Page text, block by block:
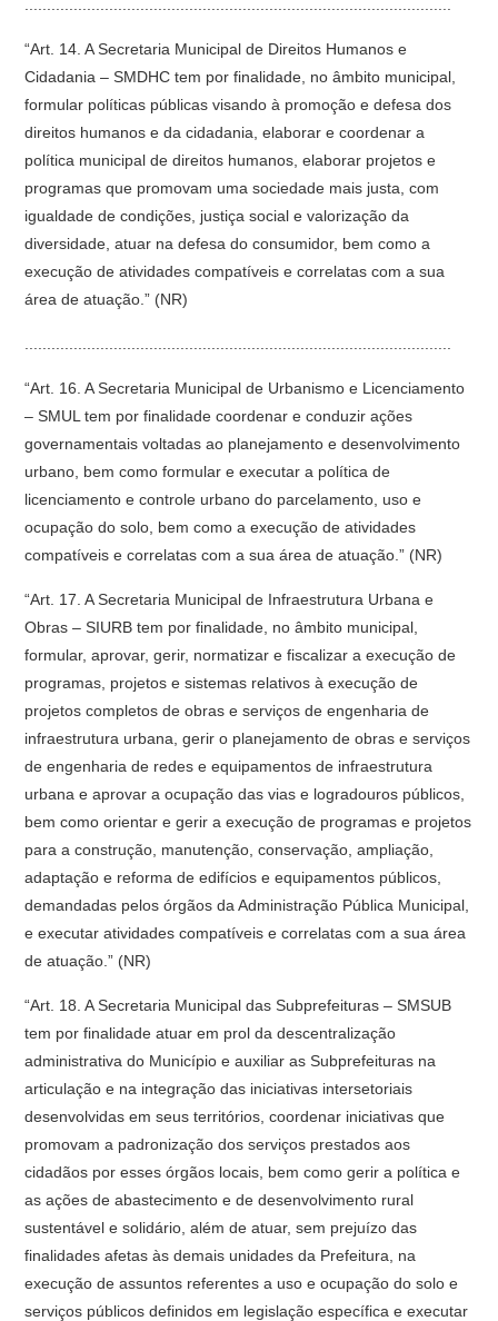
“Art. 14. A Secretaria Municipal de Direitos Humanos e
Cidadania – SMDHC tem por finalidade, no âmbito municipal,
formular políticas públicas visando à promoção e defesa dos
direitos humanos e da cidadania, elaborar e coordenar a
política municipal de direitos humanos, elaborar projetos e
programas que promovam uma sociedade mais justa, com
igualdade de condições, justiça social e valorização da
diversidade, atuar na defesa do consumidor, bem como a
execução de atividades compatíveis e correlatas com a sua
área de atuação.” (NR)
“Art. 16. A Secretaria Municipal de Urbanismo e Licenciamento
– SMUL tem por finalidade coordenar e conduzir ações
governamentais voltadas ao planejamento e desenvolvimento
urbano, bem como formular e executar a política de
licenciamento e controle urbano do parcelamento, uso e
ocupação do solo, bem como a execução de atividades
compatíveis e correlatas com a sua área de atuação.” (NR)
“Art. 17. A Secretaria Municipal de Infraestrutura Urbana e
Obras – SIURB tem por finalidade, no âmbito municipal,
formular, aprovar, gerir, normatizar e fiscalizar a execução de
programas, projetos e sistemas relativos à execução de
projetos completos de obras e serviços de engenharia de
infraestrutura urbana, gerir o planejamento de obras e serviços
de engenharia de redes e equipamentos de infraestrutura
urbana e aprovar a ocupação das vias e logradouros públicos,
bem como orientar e gerir a execução de programas e projetos
para a construção, manutenção, conservação, ampliação,
adaptação e reforma de edifícios e equipamentos públicos,
demandadas pelos órgãos da Administração Pública Municipal,
e executar atividades compatíveis e correlatas com a sua área
de atuação.” (NR)
“Art. 18. A Secretaria Municipal das Subprefeituras – SMSUB
tem por finalidade atuar em prol da descentralização
administrativa do Município e auxiliar as Subprefeituras na
articulação e na integração das iniciativas intersetoriais
desenvolvidas em seus territórios, coordenar iniciativas que
promovam a padronização dos serviços prestados aos
cidadãos por esses órgãos locais, bem como gerir a política e
as ações de abastecimento e de desenvolvimento rural
sustentável e solidário, além de atuar, sem prejuízo das
finalidades afetas às demais unidades da Prefeitura, na
execução de assuntos referentes a uso e ocupação do solo e
serviços públicos definidos em legislação específica e executar